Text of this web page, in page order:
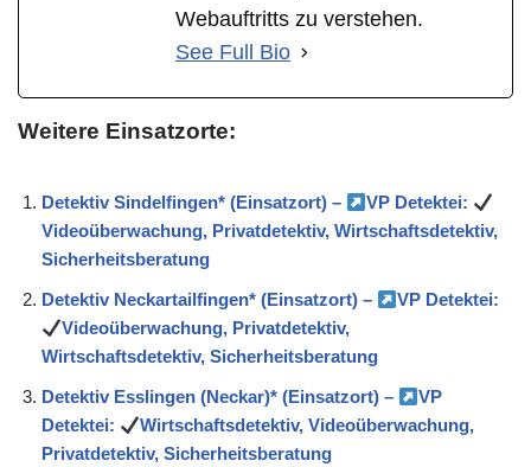
Webauftritts zu verstehen.
See Full Bio
Weitere Einsatzorte:
Detektiv Sindelfingen* (Einsatzort) –
VP Detektei:
Videoüberwachung, Privatdetektiv, Wirtschaftsdetektiv,
Sicherheitsberatung
Detektiv Neckartailfingen* (Einsatzort) –
VP Detektei:
Videoüberwachung, Privatdetektiv,
Wirtschaftsdetektiv, Sicherheitsberatung
Detektiv Esslingen (Neckar)* (Einsatzort) –
VP
Detektei:
Wirtschaftsdetektiv, Videoüberwachung,
Privatdetektiv, Sicherheitsberatung